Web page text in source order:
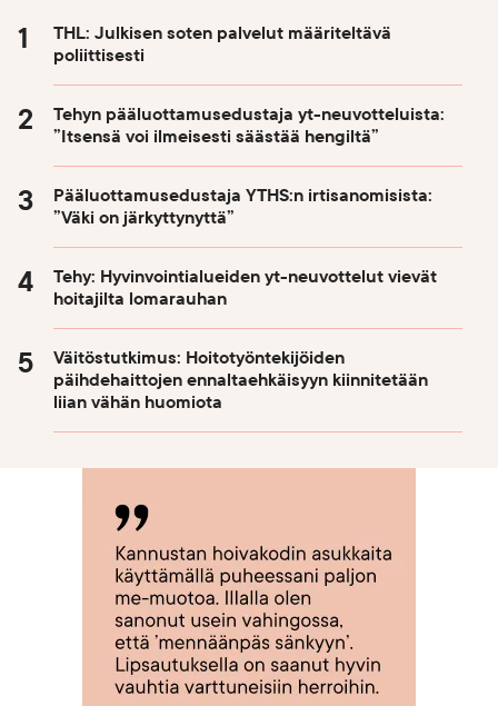
THL: Julkisen soten palvelut määriteltävä
poliittisesti
Tehyn pääluottamusedustaja yt-neuvotteluista:
”Itsensä voi ilmeisesti säästää hengiltä”
Pääluottamusedustaja YTHS:n irtisanomisista:
”Väki on järkyttynyttä”
Tehy: Hyvinvointialueiden yt-neuvottelut vievät
hoitajilta lomarauhan
Väitöstutkimus: Hoitotyöntekijöiden
päihdehaittojen ennaltaehkäisyyn kiinnitetään
liian vähän huomiota